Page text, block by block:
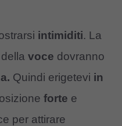
intimiditi. La
della voce dovranno
Quindi erigetevi in
forte e
per attirare